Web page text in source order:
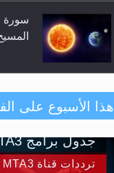
سورة
حقيقة
هذا الأسبوع على
ترددات قناة MTA3 العربية:
جدول برامج MTA3